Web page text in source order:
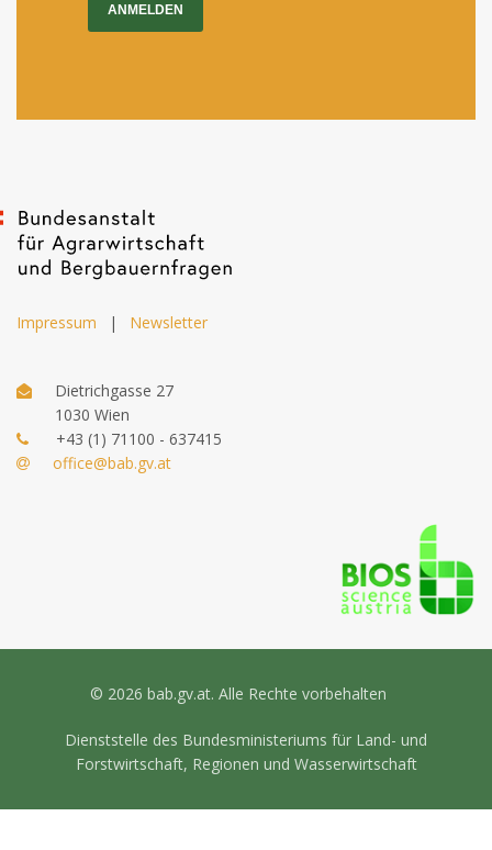
ANMELDEN
Impressum | Newsletter
Dietrichgasse 27
1030 Wien
+43 (1) 71100 - 637415
office@bab.gv.at
© 2026 bab.gv.at. Alle Rechte vorbehalten
Dienststelle des Bundesministeriums für Land- und
Forstwirtschaft, Regionen und Wasserwirtschaft